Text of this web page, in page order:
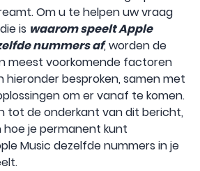
Om u te helpen uw vraag
is waarom speelt Apple
nummers af, worden de
meest voorkomende factoren
hieronder besproken, samen met
om er vanaf te komen.
tot de onderkant van dit bericht,
hoe je permanent kunt
Music dezelfde nummers in je